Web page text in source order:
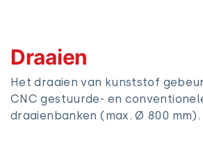
Draaien
Het draaien van kunststof
CNC gestuurde- en
draaienbanken (max. Ø 800 mm).